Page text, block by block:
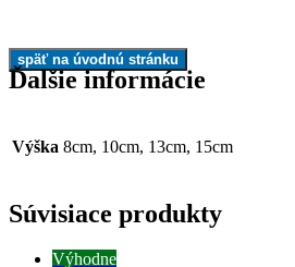
Ďalšie informácie
Výška 8cm, 10cm, 13cm, 15cm
Súvisiace produkty
Výhodne